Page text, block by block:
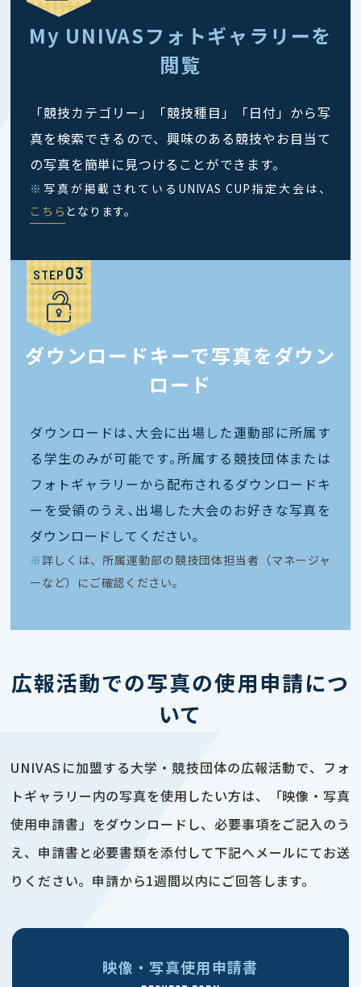
My UNIVASフォトギャラリーを
閲覧
「競技カテゴリー」「競技種目」「日付」から写
真を検索できるので、興味のある競技やお目当て
の写真を簡単に見つけることができます。
※ 写真が掲載されているUNIVAS CUP指定大会は、
こちら となります。
STEP
ダウンロードキーで写真をダウン
ロード
ダウンロードは､大会に出場した運動部に所属す
る学生のみが可能です｡所属する競技団体または
フォトギャラリーから配布されるダウンロードキ
ーを受領のうえ､出場した大会のお好きな写真を
ダウンロードしてください｡
※ 詳しくは、所属運動部の競技団体担当者（マネージャ
ーなど）にご確認ください。
広報活動での写真の使用申請につ
いて
UNIVASに加盟する大学・競技団体の広報活動で、フォ
トギャラリー内の写真を使用したい方は、「映像・写真
使用申請書」をダウンロードし、必要事項をご記入のう
え、申請書と必要書類を添付して下記へメールにてお送
りください。申請から1週間以内にご回答します。
映像・写真使用申請書